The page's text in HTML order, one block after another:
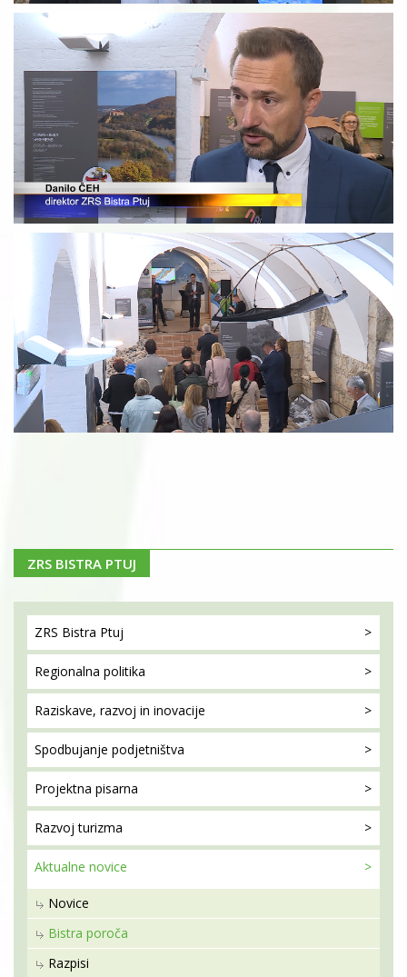
ZRS BISTRA PTUJ
ZRS Bistra Ptuj
Regionalna politika
Raziskave, razvoj in inovacije
Spodbujanje podjetništva
Projektna pisarna
Razvoj turizma
Aktualne novice
Novice
Bistra poroča
Razpisi